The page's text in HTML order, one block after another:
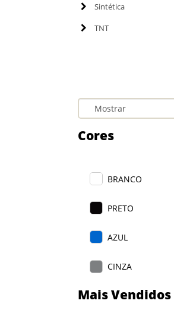
Sintética
TNT
Cores
BRANCO
PRETO
AZUL
CINZA
VERMELHO
Mais Vendidos